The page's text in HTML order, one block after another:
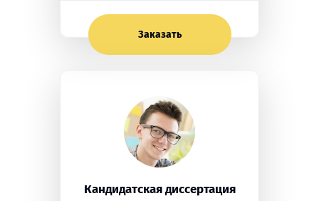
Заказать
Кандидатская диссертация